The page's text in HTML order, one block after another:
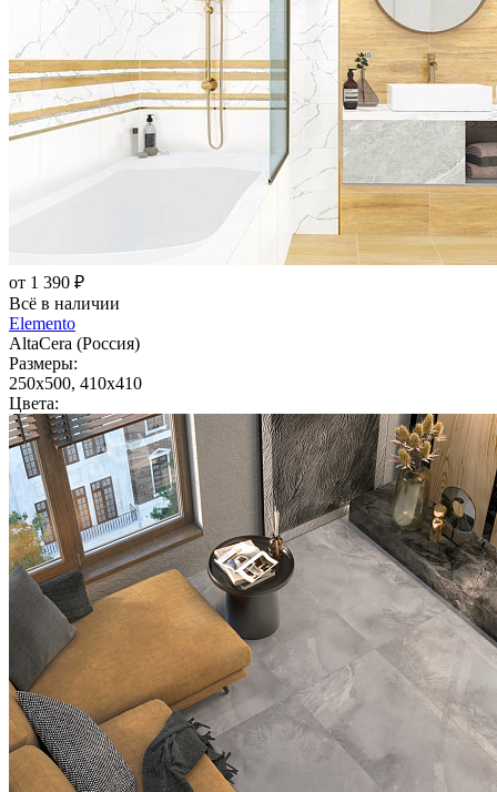
от 1 390 ₽
Всё в наличии
Elemento
AltaCera (Россия)
Размеры:
250x500, 410x410
Цвета: